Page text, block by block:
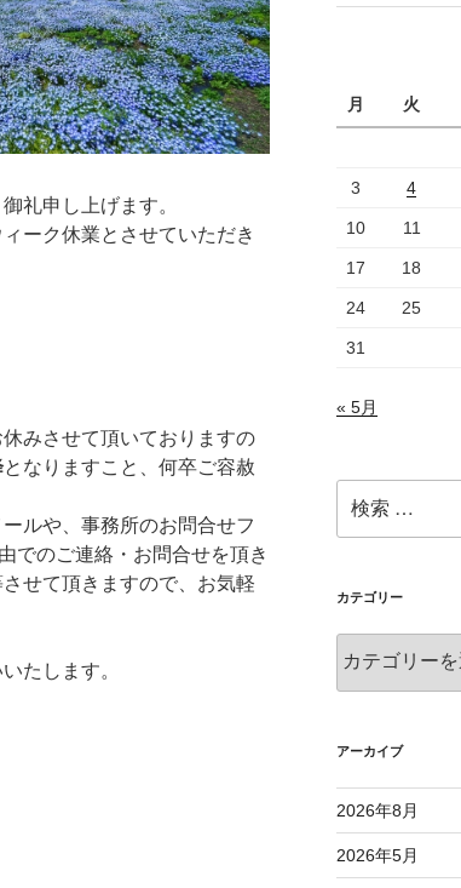
礼申し上げます。
ーク休業とさせていただき
みさせて頂いておりますの
となりますこと、何卒ご容赦
ルや、事務所のお問合せフ
でのご連絡・お問合せを頂き
せて頂きますので、お気軽
たします。
月
火
3 4
10 11
17 18
24 25
31
« 5月
索:
カテゴリー
テ
ー
アーカイブ
2026年8月
2026年5月